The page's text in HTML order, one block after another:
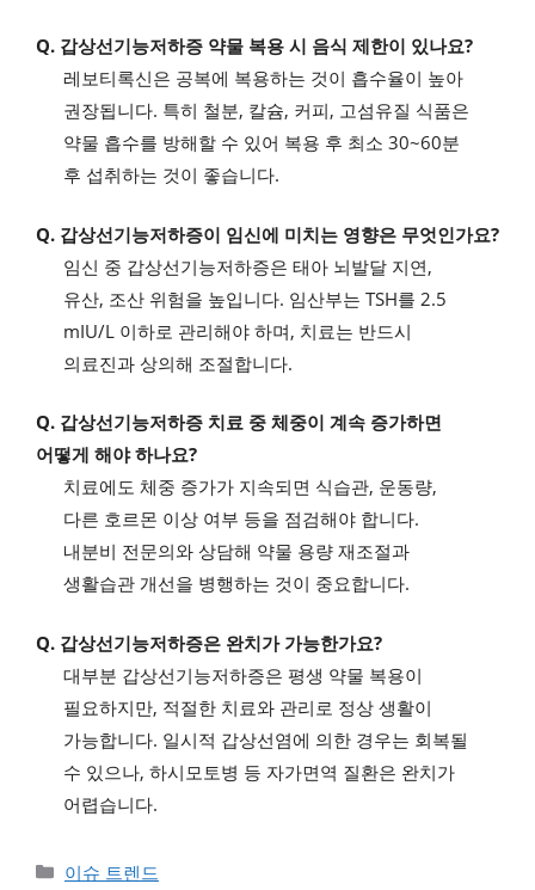
Q. 갑상선기능저하증 약물 복용 시 음식 제한이 있나요?
레보티록신은 공복에 복용하는 것이 흡수율이 높아
권장됩니다. 특히 철분, 칼슘, 커피, 고섬유질 식품은
약물 흡수를 방해할 수 있어 복용 후 최소 30~60분
후 섭취하는 것이 좋습니다.
Q. 갑상선기능저하증이 임신에 미치는 영향은 무엇인가요?
임신 중 갑상선기능저하증은 태아 뇌발달 지연,
유산, 조산 위험을 높입니다. 임산부는 TSH를 2.5
mIU/L 이하로 관리해야 하며, 치료는 반드시
의료진과 상의해 조절합니다.
Q. 갑상선기능저하증 치료 중 체중이 계속 증가하면
어떻게 해야 하나요?
치료에도 체중 증가가 지속되면 식습관, 운동량,
다른 호르몬 이상 여부 등을 점검해야 합니다.
내분비 전문의와 상담해 약물 용량 재조절과
생활습관 개선을 병행하는 것이 중요합니다.
Q. 갑상선기능저하증은 완치가 가능한가요?
대부분 갑상선기능저하증은 평생 약물 복용이
필요하지만, 적절한 치료와 관리로 정상 생활이
가능합니다. 일시적 갑상선염에 의한 경우는 회복될
수 있으나, 하시모토병 등 자가면역 질환은 완치가
어렵습니다.
카테고리
이슈 트렌드